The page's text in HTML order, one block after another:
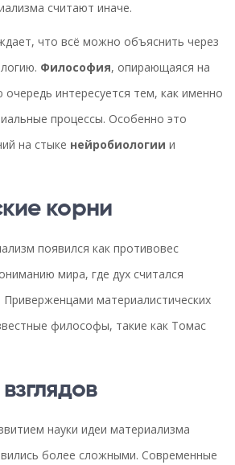
считают иначе.
что всё можно объяснить через
Философия, опирающаяся на
очередь интересуется тем, как именно
процессы. Особенно это
на стыке нейробиологии и
корни
появился как противовес
мира, где дух считался
материалистических
философы, такие как Томас
науки идеи материализма
более сложными. Современные